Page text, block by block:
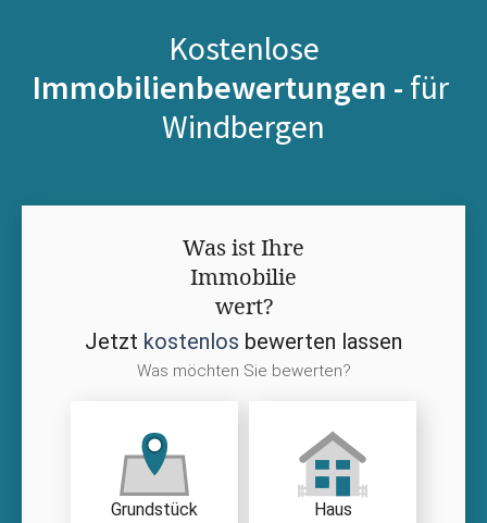
Kostenlose
Immobilienbewertungen - für
Windbergen
Was ist Ihre
Immobilie
wert?
Jetzt kostenlos bewerten lassen
Was möchten Sie bewerten?
Grundstück Haus